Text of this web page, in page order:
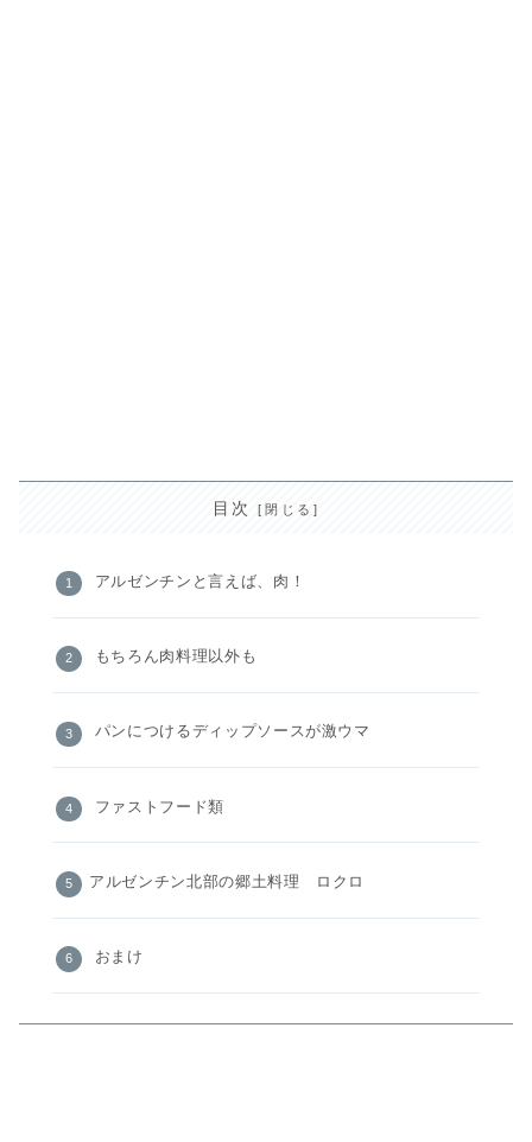
目次
アルゼンチンと言えば、肉！
もちろん肉料理以外も
パンにつけるディップソースが激ウマ
ファストフード類
アルゼンチン北部の郷土料理 ロクロ
おまけ